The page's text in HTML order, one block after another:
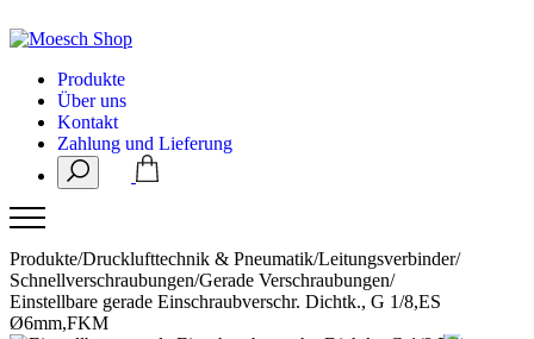
Produkte
Über uns
Kontakt
Zahlung und Lieferung
Produkte/Drucklufttechnik & Pneumatik/Leitungsverbinder/
Schnellverschraubungen/Gerade Verschraubungen/
Einstellbare gerade Einschraubverschr. Dichtk., G 1/8,ES
Ø6mm,FKM